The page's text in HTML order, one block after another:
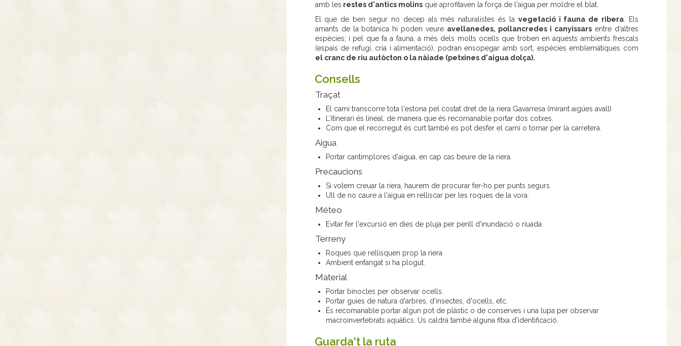
amb les restes d'antics molinsque aprofitaven la força de l'aigua per moldre el blat.
El que de ben segur no decep als més naturalistes és la vegetació i fauna de ribera. Els
amants de la botànica hi poden veure avellanedes, pollancredes i canyissars entre d'altres
espècies; i pel que fa a fauna, a més dels molts ocells que troben en aquests ambients frescals
(espais de refugi, cria i alimentació), podran ensopegar amb sort, espècies emblemàtiques com
el cranc de riu autòcton o la nàiade (petxines d'aigua dolça).
Consells
Traçat
El camí transcorre tota l'estona pel costat dret de la riera Gavarresa (mirant aigües avall)
L'itinerari és lineal, de manera que és recomanable portar dos cotxes.
Com que el recorregut és curt també es pot desfer el camí o tornar per la carretera.
Aigua
Portar cantimplores d'aigua, en cap cas beure de la riera.
Precaucions
Si volem creuar la riera, haurem de procurar fer-ho per punts segurs.
Ull de no caure a l'aigua en relliscar per les roques de la vora.
Méteo
Evitar fer l'excursió en dies de pluja per perill d'inundació o riuada.
Terreny
Roques que rellisquen prop la riera
Ambient enfangat si ha plogut.
Material
Portar binocles per observar ocells.
Portar guies de natura d'arbres, d'insectes, d'ocells, etc.
És recomanable portar algun pot de plàstic o de conserves i una lupa per observar
macroinvertebrats aquàtics. Us caldrà també alguna fitxa d'identificació.
Guarda't la ruta